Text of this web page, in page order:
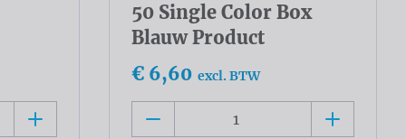
50 Single Color Box
Blauw Product
€ 6,60 excl. BTW